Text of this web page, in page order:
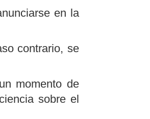
en la
contrario, se
momento de
sobre el